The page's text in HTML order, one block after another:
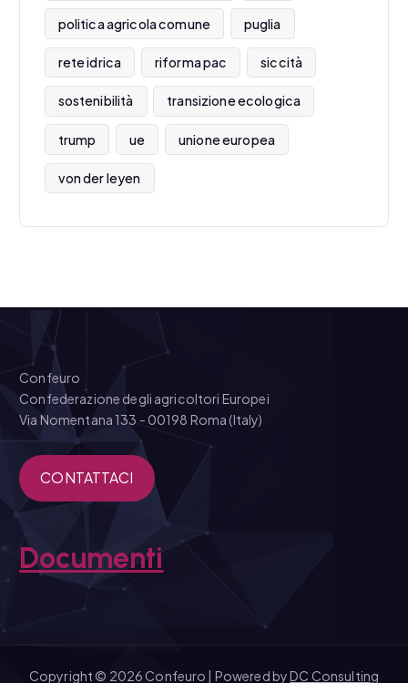
politica agricola comune puglia
rete idrica riforma pac siccità
sostenibilità transizione ecologica
trump ue unione europea
von der leyen
Confeuro
Confederazione degli agricoltori Europei
Via Nomentana 133 - 00198 Roma (Italy)
CONTATTACI
Documenti
Copyright © 2026 Confeuro | Powered byDC Consulting